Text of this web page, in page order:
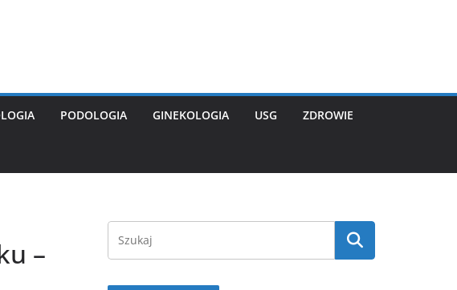
PODOLOGIA GINEKOLOGIA USG ZDROWIE
–